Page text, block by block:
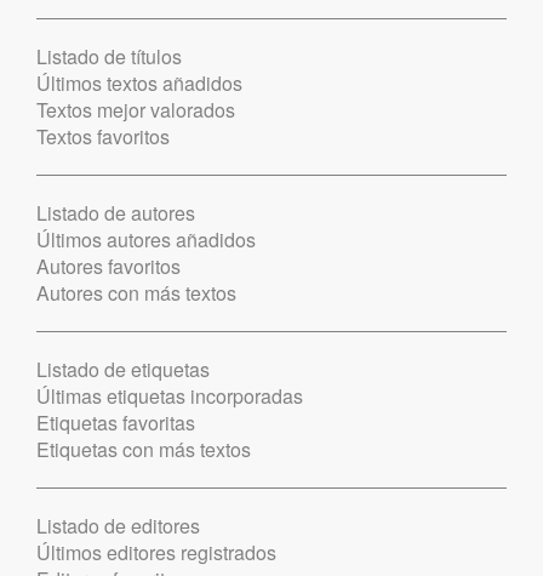
Listado de títulos
Últimos textos añadidos
Textos mejor valorados
Textos favoritos
Listado de autores
Últimos autores añadidos
Autores favoritos
Autores con más textos
Listado de etiquetas
Últimas etiquetas incorporadas
Etiquetas favoritas
Etiquetas con más textos
Listado de editores
Últimos editores registrados